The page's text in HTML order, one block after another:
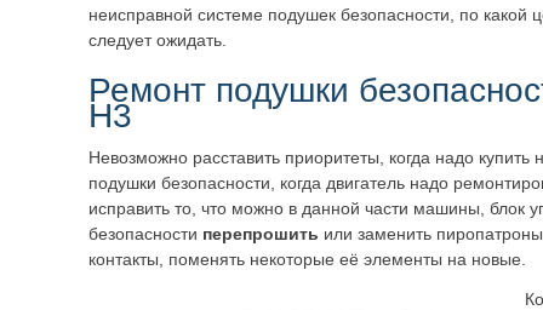
неисправной системе подушек безопасности, по какой
следует ожидать.
Ремонт подушки
Н3
Невозможно расставить приоритеты, когда надо купить
подушки безопасности, когда двигатель надо
исправить то, что можно в данной части машины, блок
безопасности перепрошить или заменить
контакты, поменять некоторые её элементы на новые.